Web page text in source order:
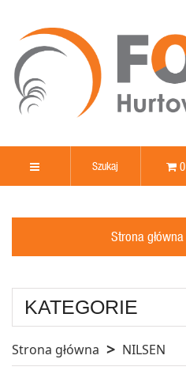
0
Strona główna
KATEGORIE
Strona główna NILSEN